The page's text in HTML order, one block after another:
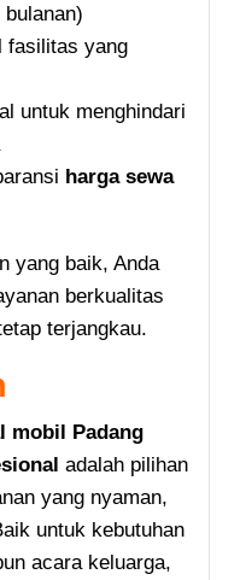
fasilitas yang
untuk menghindari
harga sewa
yang baik, Anda
berkualitas
terjangkau.
mobil Padang
adalah pilihan
yang nyaman,
untuk kebutuhan
acara keluarga,